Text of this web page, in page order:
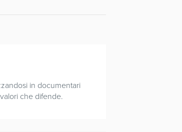
in documentari
che difende.